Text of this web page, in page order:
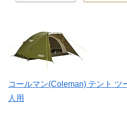
コールマン(Coleman) テント ツ
人用